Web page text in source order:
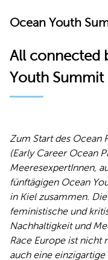
Ocean Youth
All connected
Youth Summit
Zum Start des Ocean
(Early Career Ocean
MeeresexpertInnen,
fünftägigen Ocean
in Kiel zusammen.
feministische und
Nachhaltigkeit und
Race Europe ist nicht
auch eine